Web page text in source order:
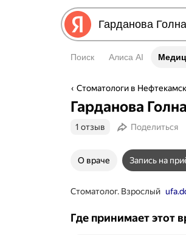
Поиск Алиса AI
Стоматологи в
Гарданова
1 отзыв Поделиться
О враче Запись на
Стоматолог. Взрослый
Где принимает этот